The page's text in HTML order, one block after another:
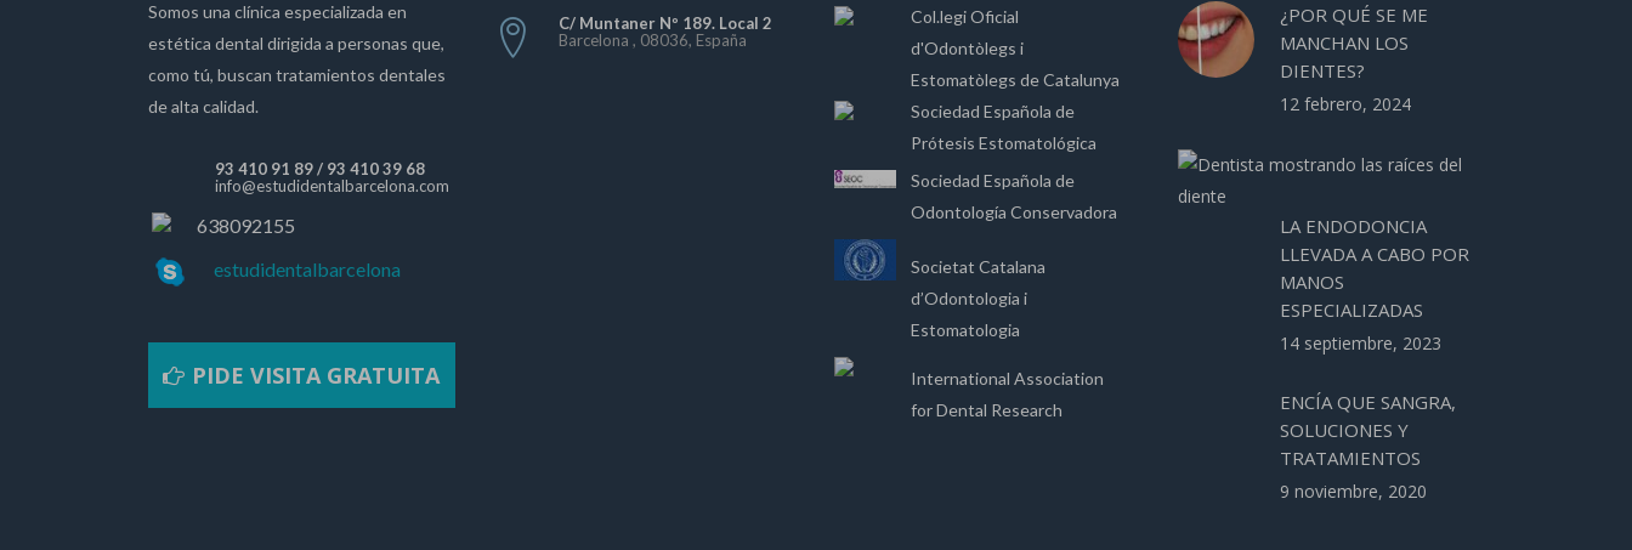
Somos una clínica especializada en
estética dental dirigida a personas que,
como tú, buscan tratamientos dentales
de alta calidad.
93 410 91 89/ 93 410 39 68
info@estudidentalbarcelona.com
638092155
estudidentalbarcelona
PIDE VISITA GRATUITA
C/ Muntaner Nº 189. Local 2
Barcelona , 08036, España
Col.legi Oficial
d'Odontòlegs i
Estomatòlegs de Catalunya
Sociedad Española de
Prótesis Estomatológica
Sociedad Española de
Odontología Conservadora
Societat Catalana
d’Odontologia i
Estomatologia
International Association
for Dental Research
¿POR QUÉ SE ME
MANCHAN LOS
DIENTES?
12 febrero, 2024
LA ENDODONCIA
LLEVADA A CABO POR
MANOS
ESPECIALIZADAS
14 septiembre, 2023
ENCÍA QUE SANGRA,
SOLUCIONES Y
TRATAMIENTOS
9 noviembre, 2020